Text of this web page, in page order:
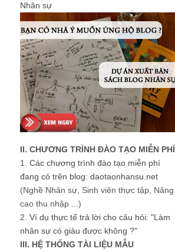
Nhân sự
II. CHƯƠNG TRÌNH ĐÀO TẠO MIỄN PHÍ
1. Các chương trình đào tạo miễn phí
đang có trên blog: daotaonhansu.net
(Nghề Nhân sự, Sinh viên thực tập, Nâng
cao thu nhập ...)
2. Ví dụ thực tế trả lời cho câu hỏi: "Làm
nhân sự có giàu được không ?"
III. HỆ THỐNG TÀI LIỆU MẪU